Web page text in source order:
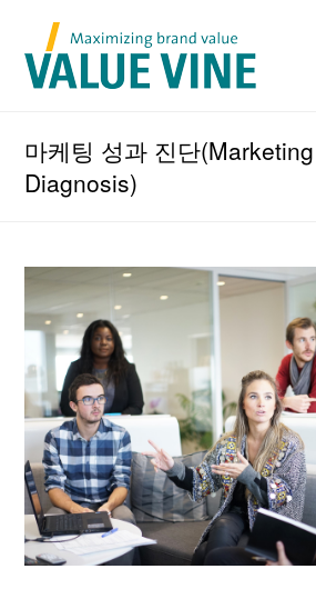
마케팅 성과 진단
Diagnosis)